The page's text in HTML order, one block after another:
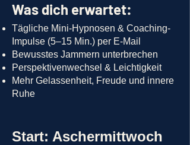
Was dich erwartet:
Tägliche Mini-Hypnosen & Coaching-
Impulse (5–15 Min.) per E-Mail
Bewusstes Jammern unterbrechen
Perspektivenwechsel & Leichtigkeit
Mehr Gelassenheit, Freude und innere
Ruhe
Start: Aschermittwoch